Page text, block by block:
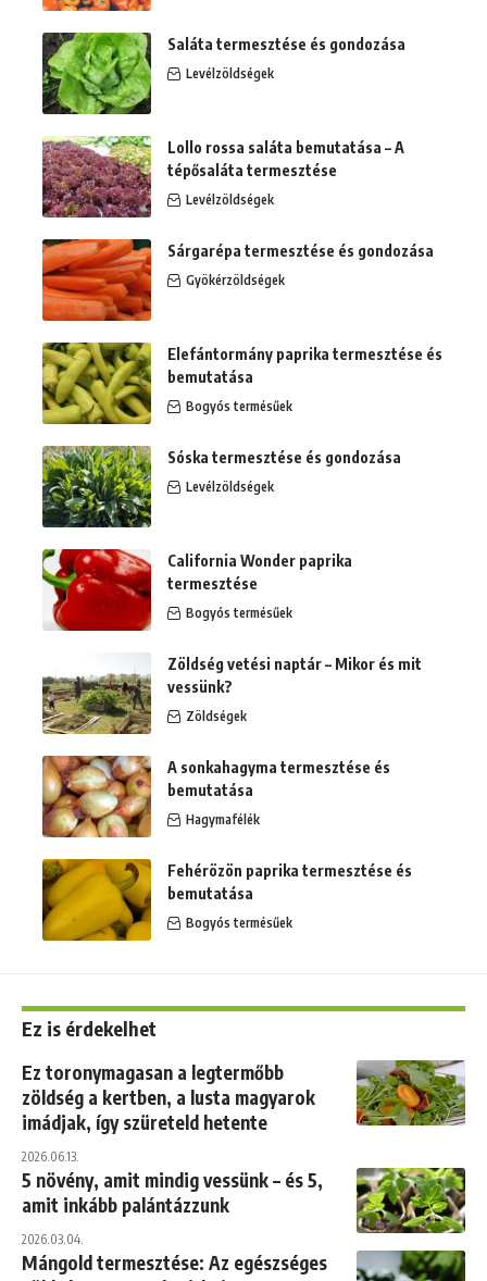
Saláta termesztése és gondozása
Levélzöldségek
Lollo rossa saláta bemutatása – A
tépősaláta termesztése
Levélzöldségek
Sárgarépa termesztése és gondozása
Gyökérzöldségek
Elefántormány paprika termesztése és
bemutatása
Bogyós termésűek
Sóska termesztése és gondozása
Levélzöldségek
California Wonder paprika
termesztése
Bogyós termésűek
Zöldség vetési naptár – Mikor és mit
vessünk?
Zöldségek
A sonkahagyma termesztése és
bemutatása
Hagymafélék
Fehérözön paprika termesztése és
bemutatása
Bogyós termésűek
Ez is érdekelhet
Ez toronymagasan a legtermőbb
zöldség a kertben, a lusta magyarok
imádjak, így szüreteld hetente
2026.06.13.
5 növény, amit mindig vessünk – és 5,
amit inkább palántázzunk
2026.03.04.
Mángold termesztése: Az egészséges